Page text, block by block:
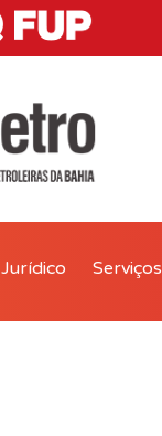
Jurídico Serviços